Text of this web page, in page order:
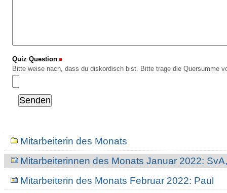
Quiz Question
Bitte weise nach, dass du diskordisch bist. Bitte trage die Quersumme
NavigationMitarbeiterin des Monats
Mitarbeiterinnen des Monats Januar 2022:
Mitarbeiterin des Monats Februar 2022: Paul